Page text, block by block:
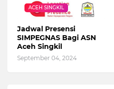
ACEH SINGKIL
Jadwal Presensi
SIMPEGNAS Bagi ASN
Aceh Singkil
September 04, 2024